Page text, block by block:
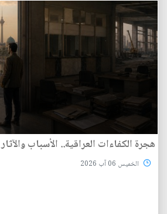
هجرة الكفاءات العراقية.. الأسباب
الخميس 06 آب 2026